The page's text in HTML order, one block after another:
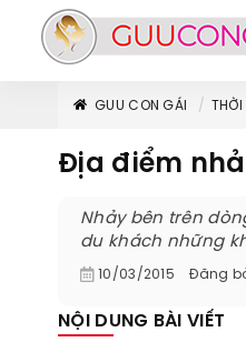
GUU CON GÁI THỜI
Địa điểm
Nhảy bên trên
du khách những
10/03/2015 Đăng
NỘI DUNG BÀI VIẾT